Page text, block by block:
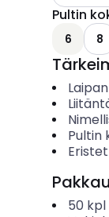
Pultin
6 8
Pultin
50 kpl